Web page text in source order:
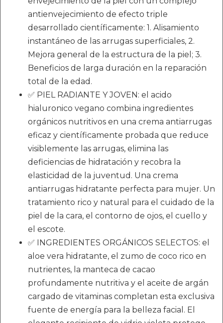
antienvejecimiento de efecto triple
desarrollado científicamente: 1. Alisamiento
instantáneo de las arrugas superficiales, 2.
Mejora general de la estructura de la piel; 3.
Beneficios de larga duración en la reparación
total de la edad.
✅ PIEL RADIANTE Y JOVEN: el acido
hialuronico vegano combina ingredientes
orgánicos nutritivos en una crema antiarrugas
eficaz y científicamente probada que reduce
visiblemente las arrugas, elimina las
deficiencias de hidratación y recobra la
elasticidad de la juventud. Una crema
antiarrugas hidratante perfecta para mujer. Un
tratamiento rico y natural para el cuidado de la
piel de la cara, el contorno de ojos, el cuello y
el escote.
✅ INGREDIENTES ORGÁNICOS SELECTOS: el
aloe vera hidratante, el zumo de coco rico en
nutrientes, la manteca de cacao
profundamente nutritiva y el aceite de argán
cargado de vitaminas completan esta exclusiva
fuente de energía para la belleza facial. El